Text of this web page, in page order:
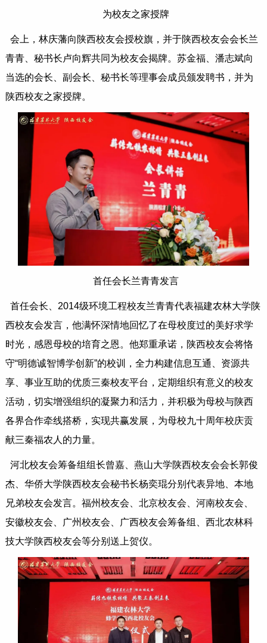
为校友之家授牌
会上，林庆藩向陕西校友会授校旗，并于陕西校友会会长兰
青青、秘书长卢向辉共同为校友会揭牌。苏金福、潘志斌向
当选的会长、副会长、秘书长等理事会成员颁发聘书，并为
陕西校友之家授牌。
首任会长兰青青发言
首任会长、2014级环境工程校友兰青青代表福建农林大学陕
西校友会发言，他满怀深情地回忆了在母校度过的美好求学
时光，感恩母校的培育之恩。他郑重承诺，陕西校友会将恪
守“明德诚智博学创新”的校训，全力构建信息互通、资源共
享、事业互助的优质三秦校友平台，定期组织有意义的校友
活动，切实增强组织的凝聚力和活力，并积极为母校与陕西
各界合作牵线搭桥，实现共赢发展，为母校九十周年校庆贡
献三秦福农人的力量。
河北校友会筹备组组长曾嘉、燕山大学陕西校友会会长郭俊
杰、华侨大学陕西校友会秘书长杨奕琨分别代表异地、本地
兄弟校友会发言。福州校友会、北京校友会、河南校友会、
安徽校友会、广州校友会、广西校友会筹备组、西北农林科
技大学陕西校友会等分别送上贺仪。